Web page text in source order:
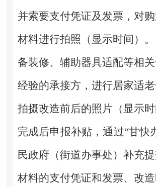
并索要支付凭证及发票，对
材料进行拍照（显示时间）
备装修、辅助器具适配等相
经验的承接方，进行居家适
拍摄改造前后的照片（显示
完成后申报补贴，通过“甘快
民政府（街道办事处）补充
材料的支付凭证和发票、改